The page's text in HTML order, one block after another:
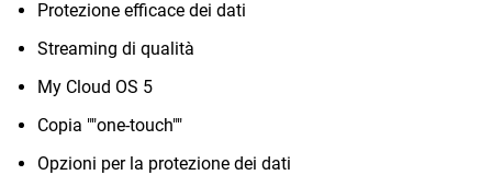
Protezione efficace dei dati
Streaming di qualità
My Cloud OS 5
Copia ""one-touch""
Opzioni per la protezione dei dati